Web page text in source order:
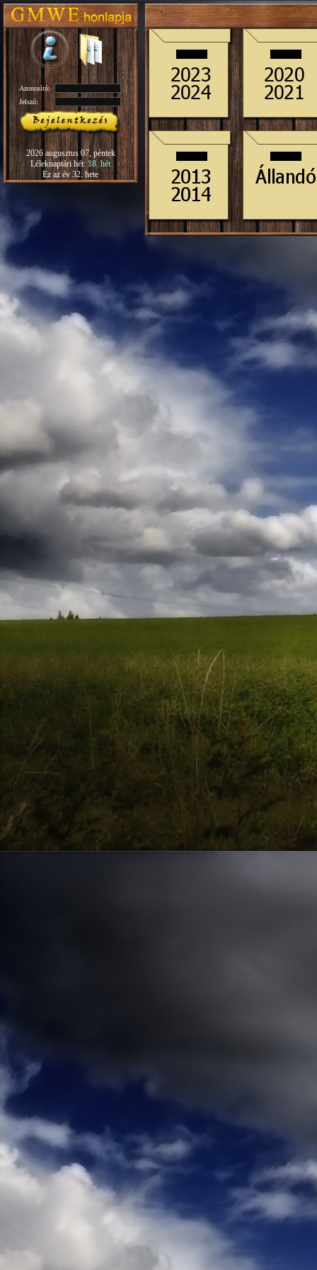
Azonosító:
Jelszó:
2026 augusztus 07, péntek
Léleknaptári hét:18. hét
Ez az év 32. hete